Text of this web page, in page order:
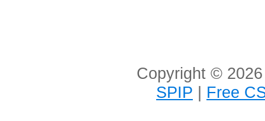
Copyright ©
SPIP | Free